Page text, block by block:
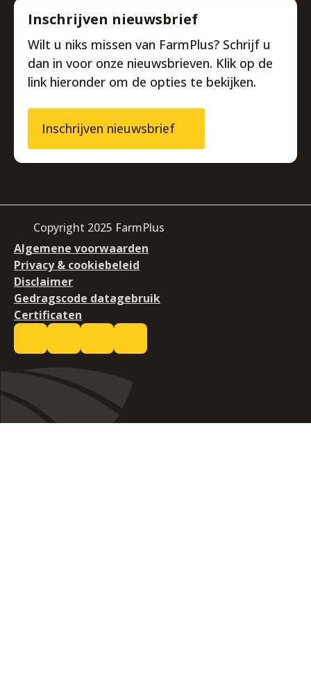
Inschrijven nieuwsbrief
Wilt u niks missen van FarmPlus? Schrijf u
dan in voor onze nieuwsbrieven. Klik op de
link hieronder om de opties te bekijken.
Inschrijven nieuwsbrief
Copyright 2025 FarmPlus
Algemene voorwaarden
Privacy & cookiebeleid
Disclaimer
Gedragscode datagebruik
Certificaten